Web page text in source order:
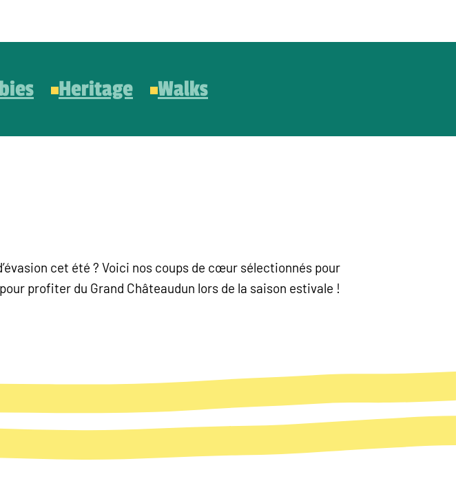
Heritage Walks
cet été ? Voici nos coups de cœur sélectionnés pour
profiter du Grand Châteaudun lors de la saison estivale !